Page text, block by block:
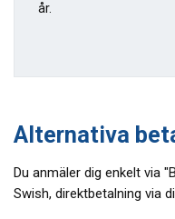
år.
Alternativa
Du anmäler dig enkelt via
Swish, direktbetalning via